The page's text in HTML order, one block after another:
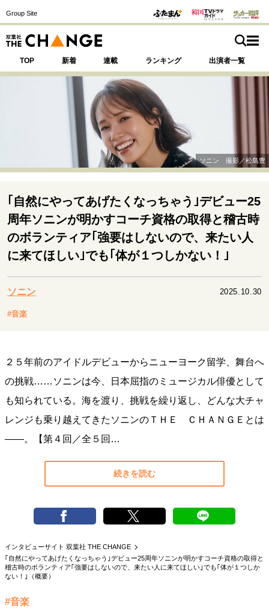
Group Site
TOP 新着 連載 ランキング 出演者一覧
注目の記事テーマで探す
運命を変えた出会い 決断の裏側
挫折からの再起
プロフェッショナルの矜持
表現者の葛藤
人生が動いた日 10代の挫折と原点
セカンドキャリアの描き方
経営・ビジネス
変革の原動力
トップが描く未来
一流のルーティン
忘れられない言葉
10代・20代の土台
40代からの景色 50代のリアル
パートナーとの歩み方
親になるということ
病が教えてくれたこと
ソニン 撮影／松島豊
｢自然にやってあげたくなっちゃう｣デビュー25
周年ソニンが明かすコーチ資格の取得と稽古時
のボランティア｢強要はしないので、来たい人
に来てほしい｣でも｢体が１つしかない！｣
ソニン 2025.10.30
#音楽
２５年前のアイドルデビューからニューヨーク留学、舞台へ
の挑戦……ソニンは今、日本屈指のミュージカル俳優として
も知られている。海を渡り、挑戦を繰り返し、どんな大チャ
レンジも乗り越えてきたソニンのＴＨＥ ＣＨＡＮＧＥとは
――。【第４回／全５回…
続きを読む
インタビューサイト 双葉社 THE CHANGE
｢自然にやってあげたくなっちゃう｣デビュー25周年ソニンが明かすコーチ資格の取得と
稽古時のボランティア｢強要はしないので、来たい人に来てほしい｣でも｢体が１つしか
ない！｣（概要）
#音楽